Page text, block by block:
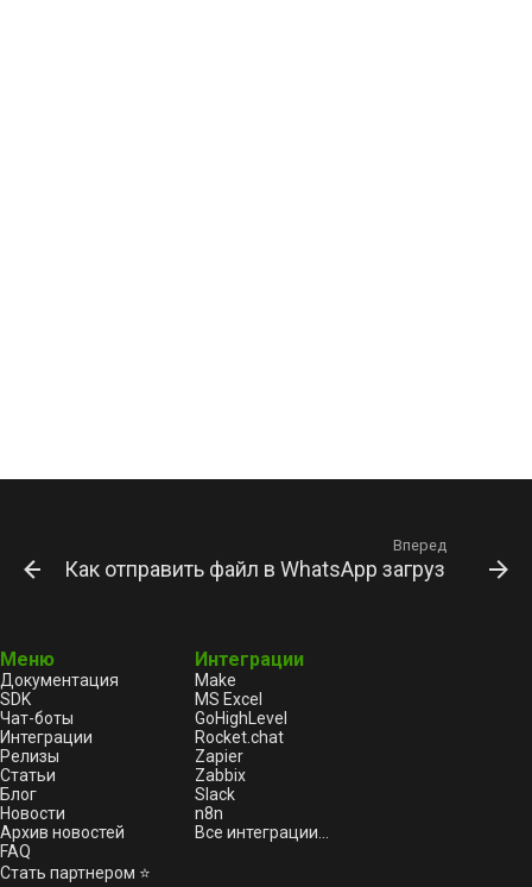
Вперед
Как отправить файл в WhatsApp загрузкой с
Меню
Документация
SDK
Чат-боты
Интеграции
Релизы
Статьи
Блог
Новости
Архив новостей
FAQ
Стать партнером ⭐
Интеграции
Make
MS Excel
GoHighLevel
Rocket.chat
Zapier
Zabbix
Slack
n8n
Все интеграции...